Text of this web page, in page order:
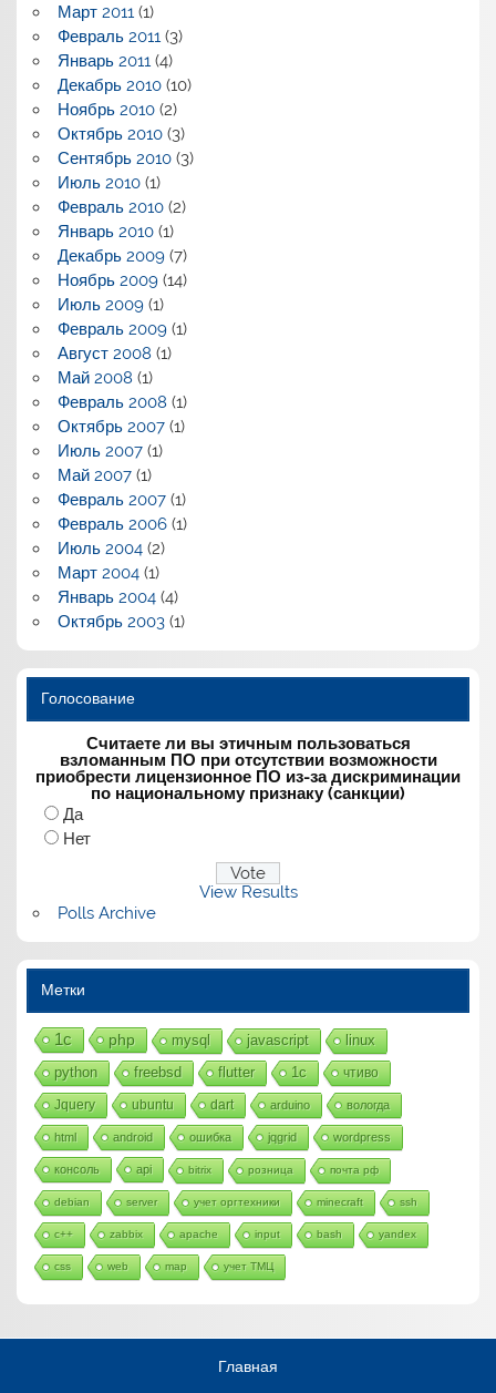
Март 2011(1)
Февраль 2011(3)
Январь 2011(4)
Декабрь 2010(10)
Ноябрь 2010(2)
Октябрь 2010(3)
Сентябрь 2010(3)
Июль 2010(1)
Февраль 2010(2)
Январь 2010(1)
Декабрь 2009(7)
Ноябрь 2009(14)
Июль 2009(1)
Февраль 2009(1)
Август 2008 (1)
Май 2008 (1)
Февраль 2008 (1)
Октябрь 2007(1)
Июль 2007(1)
Май 2007(1)
Февраль 2007(1)
Февраль 2006(1)
Июль 2004(2)
Март 2004(1)
Январь 2004(4)
Октябрь 2003(1)
Голосование
Считаете ли вы этичным пользоваться
взломанным ПО при отсутствии возможности
приобрести лицензионное ПО из-за дискриминации
по национальному признаку (санкции)
Да
Нет
View Results
Polls Archive
Метки
1с php mysql javascript linux
python freebsd flutter 1c чтиво
Jquery ubuntu dart arduino вологда
html android ошибка jqgrid wordpress
консоль api bitrix розница почта рф
debian server учет оргтехники minecraft ssh
c++ zabbix apache input bash yandex
css web map учет ТМЦ
Главная